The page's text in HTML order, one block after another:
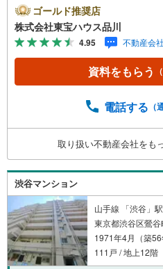
hoo！ 不動産キャンペー
るとPayPayボーナスライ
物件ご成約キャンペーン
らう」「見学予約をする
い。※必ずYahoo！
ayPayボーナスライトは
問い合わせも常時受け付
ゴールド推奨店
株式会社東宝ハウス品川
4.95 不動産会
資料をもらう
電話する （
取り扱い不動産会社をも
渋谷マンション
山手線 「渋谷」
東京都渋谷区鶯谷
1971年4月（築56
111戸 / 地上12階